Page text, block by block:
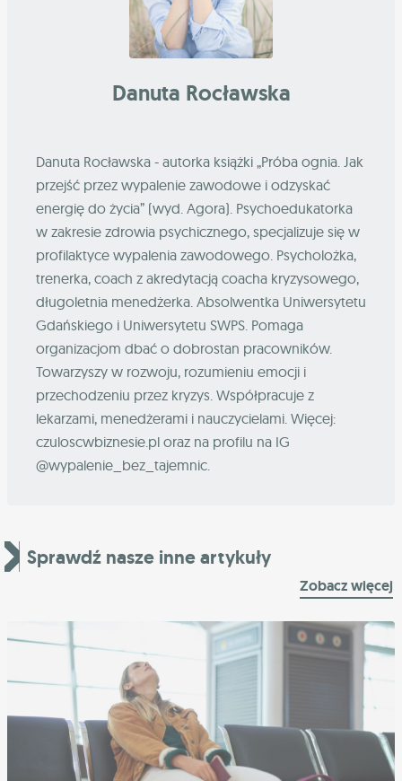
Danuta Rocławska
Danuta Rocławska - autorka książki „Próba ognia. Jak
przejść przez wypalenie zawodowe i odzyskać
energię do życia” (wyd. Agora). Psychoedukatorka
w zakresie zdrowia psychicznego, specjalizuje się w
profilaktyce wypalenia zawodowego. Psycholożka,
trenerka, coach z akredytacją coacha kryzysowego,
długoletnia menedżerka. Absolwentka Uniwersytetu
Gdańskiego i Uniwersytetu SWPS. Pomaga
organizacjom dbać o dobrostan pracowników.
Towarzyszy w rozwoju, rozumieniu emocji i
przechodzeniu przez kryzys. Współpracuje z
lekarzami, menedżerami i nauczycielami. Więcej:
czuloscwbiznesie.pl oraz na profilu na IG
@wypalenie_bez_tajemnic.
Sprawdź nasze inne artykuły
Zobacz więcej